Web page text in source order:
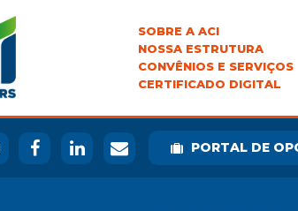
SOBRE A ACI
NOSSA ESTRUTURA
CONVÊNIOS E SERVIÇOS
CERTIFICADO DIGITAL
PORTAL DE